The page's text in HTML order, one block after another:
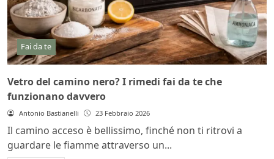
Fai da te
Vetro del camino nero? I rimedi fai da te che
funzionano davvero
Antonio Bastianelli 23 Febbraio 2026
Il camino acceso è bellissimo, finché non ti ritrovi a
guardare le fiamme attraverso un...